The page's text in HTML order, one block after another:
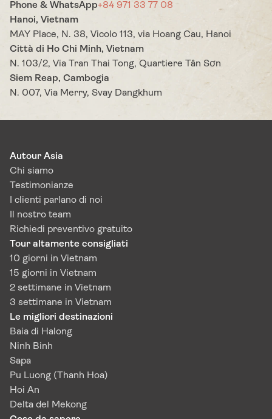
Phone & WhatsApp+84 971 33 77 08
Hanoi, Vietnam
MAY Place, N. 38, Vicolo 113, via Hoang Cau, Hanoi
Città di Ho Chi Minh, Vietnam
N. 103/2, Via Tran Thai Tong, Quartiere Tân Sơn
Siem Reap, Cambogia
N. 007, Via Merry, Svay Dangkhum
Autour Asia
Chi siamo
Testimonianze
I clienti parlano di noi
Il nostro team
Richiedi preventivo gratuito
Tour altamente consigliati
10 giorni in Vietnam
15 giorni in Vietnam
2 settimane in Vietnam
3 settimane in Vietnam
Le migliori destinazioni
Baia di Halong
Ninh Binh
Sapa
Pu Luong (Thanh Hoa)
Hoi An
Delta del Mekong